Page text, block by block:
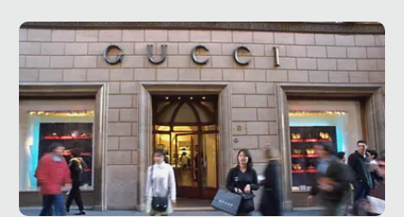
socialmente irresponsabile, che combatteremo fino in fondo
con tutti i mezzi"